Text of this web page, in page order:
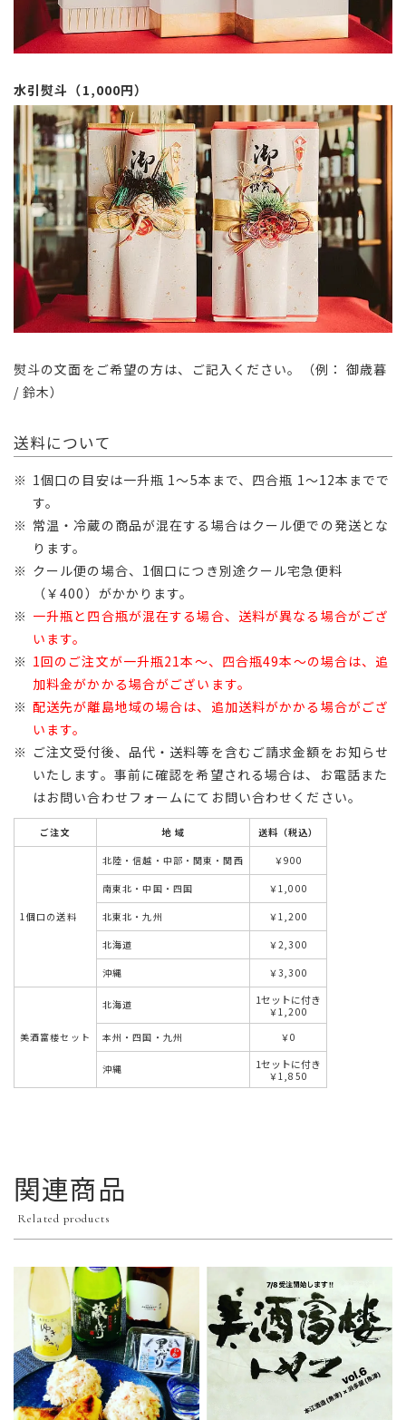
水引熨斗（1,000円）
熨斗の文面をご希望の方は、ご記入ください。（例： 御歳暮
/ 鈴木）
送料について
1個口の目安は一升瓶 1～5本まで、四合瓶 1～12本までで
す。
常温・冷蔵の商品が混在する場合はクール便での発送とな
ります。
クール便の場合、1個口につき別途クール宅急便料
（￥400）がかかります。
一升瓶と四合瓶が混在する場合、送料が異なる場合がござ
います。
1回のご注文が一升瓶21本～、四合瓶49本～の場合は、追
加料金がかかる場合がございます。
配送先が離島地域の場合は、追加送料がかかる場合がござ
います。
ご注文受付後、品代・送料等を含むご請求金額をお知らせ
いたします。事前に確認を希望される場合は、お電話また
はお問い合わせフォームにてお問い合わせください。
ご注文 地 域 送料（税込）
1個口の送料
北陸・信越・中部・関東・関西 ￥900
南東北・中国・四国 ￥1,000
北東北・九州 ￥1,200
北海道 ￥2,300
沖縄 ￥3,300
美酒富楼セット
北海道 1セットに付き
￥1,200
本州・四国・九州
￥0
沖縄 1セットに付き
￥1,850
関連商品
Related products